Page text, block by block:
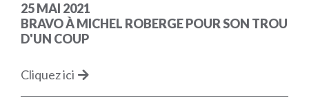
25 MAI 2021
BRAVO À MICHEL ROBERGE POUR SON TROU
D'UN COUP
Cliquez ici